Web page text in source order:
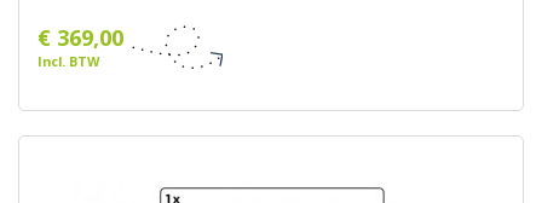
€ 369,00
Incl. BTW